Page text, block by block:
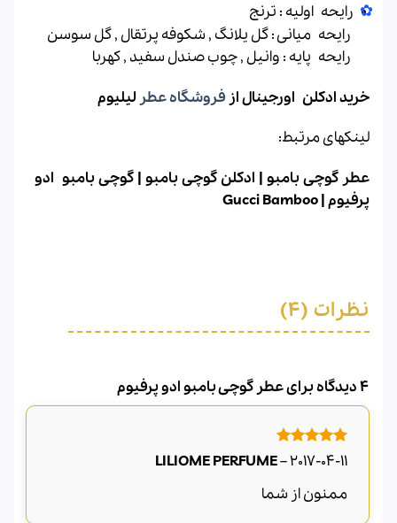
رایحه اولیه : ترنج
رایحه میانی : گل یلانگ , شکوفه پرتقال , گل سوسن
رایحه پایه : وانیل , چوب صندل سفید , کهربا
خریدادکلن اورجینالاز فروشگاه عطر لیلیوم
لینکهای مرتبط:
عطر گوچی بامبو| ادکلن گوچی بامبو|گوچی بامبو ادو
پرفیوم|
Gucci Bamboo
نظرات (4)
4 دیدگاه برای عطر گوچی بامبو ادو پرفیوم
امتیاز5 از
5
LILIOME PERFUME–2017-04-11
ممنون از شما